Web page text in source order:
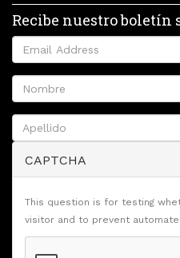
Recibe nuestro boletín
CAPTCHA
This question is for testing
visitor and to prevent